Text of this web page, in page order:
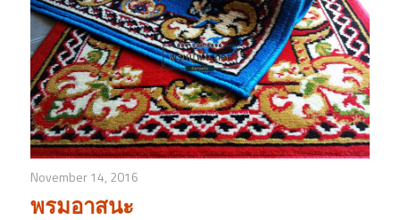
November 14, 2016
พรมอาสนะ